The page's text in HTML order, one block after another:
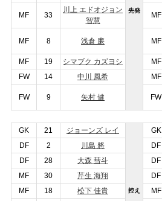
先発
MF 33
川上 エドオジョン
智慧
MF
MF 8 浅倉 廉 MF
MF
19 シマブク カズヨシ MF
FW
14 中 川 風希 MF
FW 9 矢村 健 FW
GK 21 ジョーンズ レイ
控え
GK
DF
2 川島 將 DF
DF
28 大森 彗斗 DF
MF
30 芹生 海翔 DF
MF
18 松下 佳貴 MF